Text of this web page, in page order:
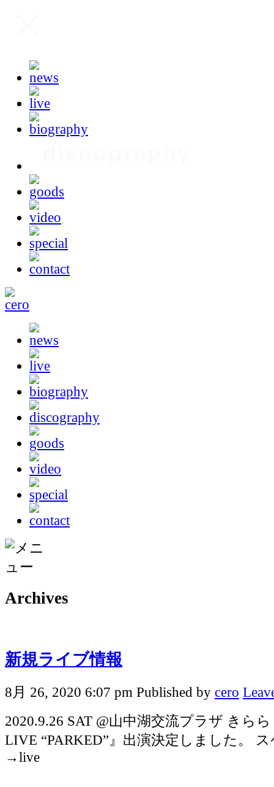
Archives
新規ライブ情報
8月 26, 2020 6:07 pm Published by cero
2020.9.26 SAT @山中湖交流プラザ きら
LIVE “PARKED”』出演決定しました。
→live